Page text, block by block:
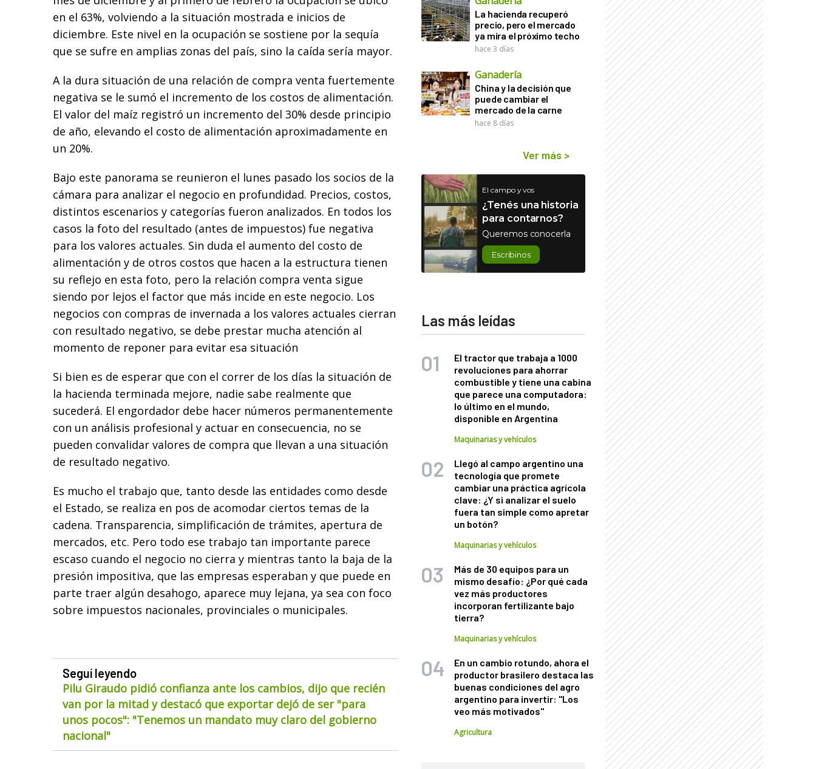
en el 63%, volviendo a la situación mostrada e inicios de
diciembre. Este nivel en la ocupación se sostiene por la sequía
que se sufre en amplias zonas del país, sino la caída sería mayor.
A la dura situación de una relación de compra venta fuertemente
negativa se le sumó el incremento de los costos de alimentación.
El valor del maíz registró un incremento del 30% desde principio
de año, elevando el costo de alimentación aproximadamente en
un 20%.
Bajo este panorama se reunieron el lunes pasado los socios de la
cámara para analizar el negocio en profundidad. Precios, costos,
distintos escenarios y categorías fueron analizados. En todos los
casos la foto del resultado (antes de impuestos) fue negativa
para los valores actuales. Sin duda el aumento del costo de
alimentación y de otros costos que hacen a la estructura tienen
su reflejo en esta foto, pero la relación compra venta sigue
siendo por lejos el factor que más incide en este negocio. Los
negocios con compras de invernada a los valores actuales cierran
con resultado negativo, se debe prestar mucha atención al
momento de reponer para evitar esa situación
Si bien es de esperar que con el correr de los días la situación de
la hacienda terminada mejore, nadie sabe realmente que
sucederá. El engordador debe hacer números permanentemente
con un análisis profesional y actuar en consecuencia, no se
pueden convalidar valores de compra que llevan a una situación
de resultado negativo.
Es mucho el trabajo que, tanto desde las entidades como desde
el Estado, se realiza en pos de acomodar ciertos temas de la
cadena. Transparencia, simplificación de trámites, apertura de
mercados, etc. Pero todo ese trabajo tan importante parece
escaso cuando el negocio no cierra y mientras tanto la baja de la
presión impositiva, que las empresas esperaban y que puede en
parte traer algún desahogo, aparece muy lejana, ya sea con foco
sobre impuestos nacionales, provinciales o municipales.
Seguí leyendo
Pilu Giraudo pidió confianza ante los cambios, dijo que recién
van por la mitad y destacó que exportar dejó de ser "para
unos pocos": "Tenemos un mandato muy claro del gobierno
nacional"
La hacienda recuperó
precio, pero el mercado
ya mira el próximo techo
hace 3 días
Ganadería
China y la decisión que
puede cambiar el
mercado de la carne
hace 8 días
Ver más >
El campo y vos
¿Tenés una historia
para contarnos?
Queremos conocerla
Escribinos
Las más leídas
El tractor que trabaja a 1000
revoluciones para ahorrar
combustible y tiene una cabina
que parece una computadora:
lo último en el mundo,
disponible en Argentina
Maquinarias y vehículos
Llegó al campo argentino una
tecnología que promete
cambiar una práctica agrícola
clave: ¿Y si analizar el suelo
fuera tan simple como apretar
un botón?
Maquinarias y vehículos
Más de 30 equipos para un
mismo desafío: ¿Por qué cada
vez más productores
incorporan fertilizante bajo
tierra?
Maquinarias y vehículos
En un cambio rotundo, ahora el
productor brasilero destaca las
buenas condiciones del agro
argentino para invertir: "Los
veo más motivados"
Agricultura